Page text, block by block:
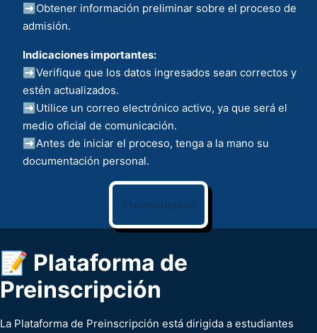
➡️Obtener información preliminar sobre el proceso de
admisión.
Indicaciones importantes:
➡️Verifique que los datos ingresados sean correctos y
estén actualizados.
➡️Utilice un correo electrónico activo, ya que será el
medio oficial de comunicación.
➡️Antes de iniciar el proceso, tenga a la mano su
documentación personal.
Preinscripción
📝 Plataforma de
Preinscripción
La Plataforma de Preinscripción está dirigida a estudiantes